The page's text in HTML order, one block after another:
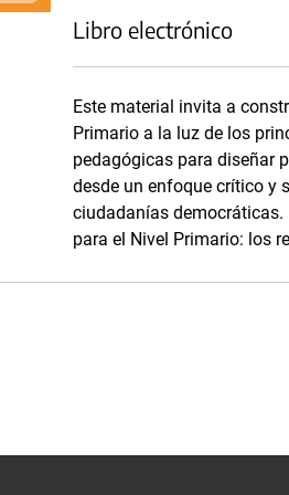
Libro electrónico
Este material invita a
Primario a la luz de los
pedagógicas para diseñar
desde un enfoque crítico y
ciudadanías democráticas.
para el Nivel Primario: los